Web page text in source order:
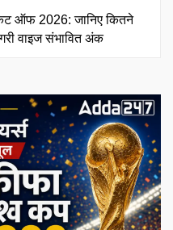
ऑफ 2026: जानिए कितने
वाइज संभावित अंक